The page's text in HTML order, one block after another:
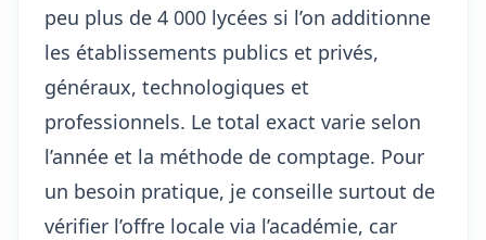
peu plus de 4 000 lycées si l’on additionne
les établissements publics et privés,
généraux, technologiques et
professionnels. Le total exact varie selon
l’année et la méthode de comptage. Pour
un besoin pratique, je conseille surtout de
vérifier l’offre locale via l’académie, car